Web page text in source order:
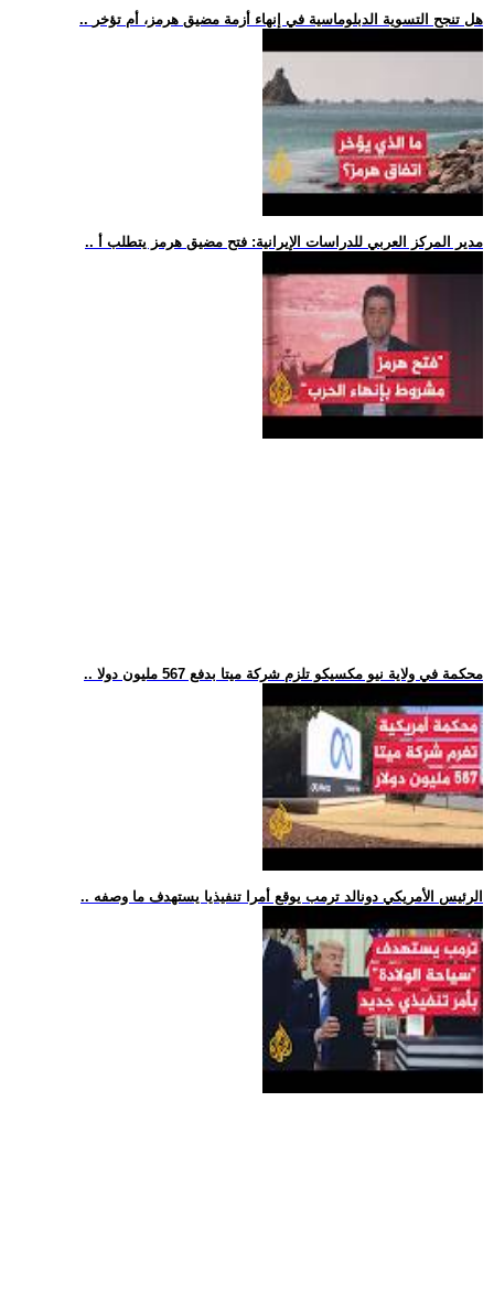
.. هل تنجح التسوية الدبلوماسية في إنهاء أزمة مضيق هرمز، أم تؤخر
.. مدير المركز العربي للدراسات الإيرانية: فتح مضيق هرمز يتطلب أ
.. محكمة في ولاية نيو مكسيكو تلزم شركة ميتا بدفع 567 مليون دولا
.. الرئيس الأمريكي دونالد ترمب يوقع أمرا تنفيذيا يستهدف ما وصفه